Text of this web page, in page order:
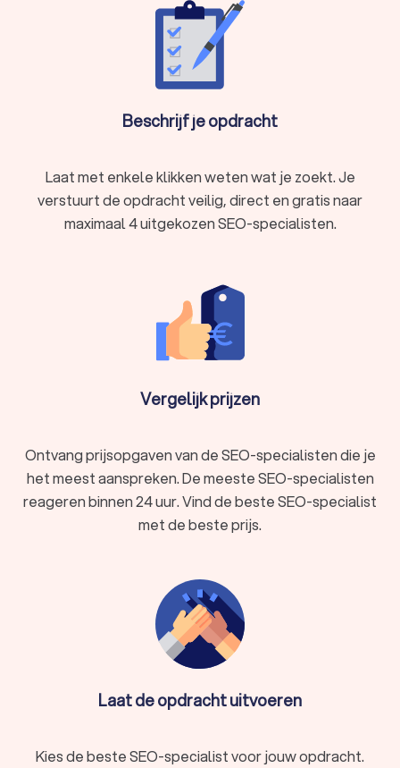
aan te vragen bij verschillende SEO-specialisten. Zo kan je
eenvoudig de SEO-specialisten vergelijken en degene kiezen
Beschrijf je opdracht
Laat met enkele klikken weten wat je zoekt. Je
verstuurt de opdracht veilig, direct en gratis naar
maximaal 4 uitgekozen SEO-specialisten.
Vergelijk prijzen
Ontvang prijsopgaven van de SEO-specialisten die je
het meest aanspreken. De meeste SEO-specialisten
reageren binnen 24 uur. Vind de beste SEO-specialist
met de beste prijs.
Laat de opdracht uitvoeren
Kies de beste SEO-specialist voor jouw opdracht.